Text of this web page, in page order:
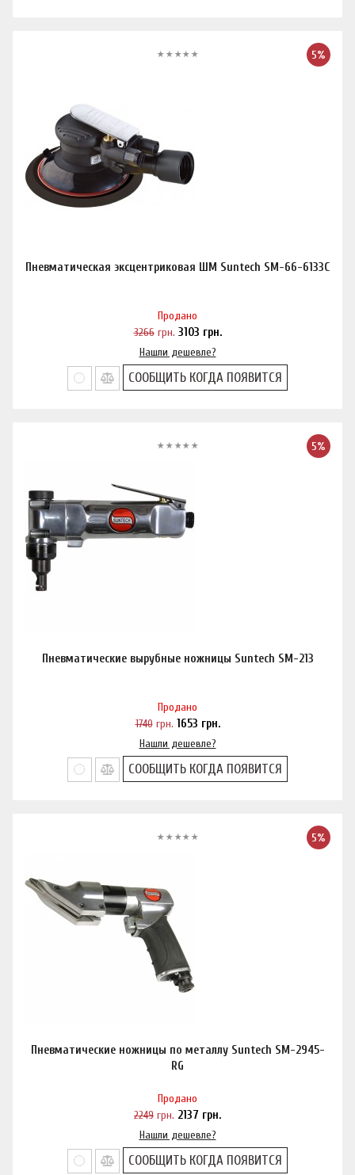
5%
Пневматическая эксцентриковая ШМ Suntech SM-66-6133C
Продано
3266грн. 3103 грн.
Нашли дешевле?
СООБЩИТЬ КОГДА ПОЯВИТСЯ
5%
Пневматические вырубные ножницы Suntech SM-213
Продано
1740грн. 1653 грн.
Нашли дешевле?
СООБЩИТЬ КОГДА ПОЯВИТСЯ
5%
Пневматические ножницы по металлу Suntech SM-2945-
RG
Продано
2249 грн. 2137 грн.
Нашли дешевле?
СООБЩИТЬ КОГДА ПОЯВИТСЯ